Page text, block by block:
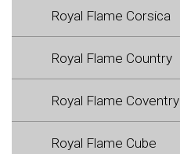
Royal Flame Corsica
Royal Flame Country
Royal Flame Coventry
Royal Flame Cube